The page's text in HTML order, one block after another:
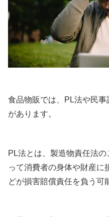
食品物販では、PL法や民
があります。
PL法とは、製造物責任法
って消費者の身体や財産に
どが損害賠償責任を負う可